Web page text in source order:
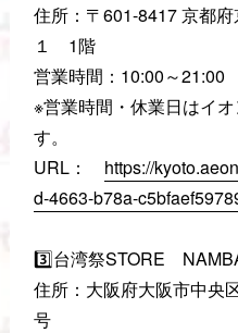
住所：〒601-8417 京都
１ 1階
営業時間：10:00～21:00
※営業時間・休業日はイ
す。
URL： https://
d-4663-b78a-
3️⃣台湾祭STORE
住所：大阪府大阪市中央
号